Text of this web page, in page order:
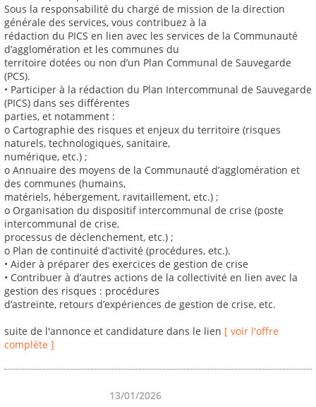
Sous la responsabilité du chargé de mission de la direction
générale des services, vous contribuez à la
rédaction du PICS en lien avec les services de la Communauté
d’agglomération et les communes du
territoire dotées ou non d’un Plan Communal de Sauvegarde
(PCS).
• Participer à la rédaction du Plan Intercommunal de Sauvegarde
(PICS) dans ses différentes
parties, et notamment :
o Cartographie des risques et enjeux du territoire (risques
naturels, technologiques, sanitaire,
numérique, etc.) ;
o Annuaire des moyens de la Communauté d’agglomération et
des communes (humains,
matériels, hébergement, ravitaillement, etc.) ;
o Organisation du dispositif intercommunal de crise (poste
intercommunal de crise,
processus de déclenchement, etc.) ;
o Plan de continuité d’activité (procédures, etc.).
• Aider à préparer des exercices de gestion de crise
• Contribuer à d’autres actions de la collectivité en lien avec la
gestion des risques : procédures
d’astreinte, retours d’expériences de gestion de crise, etc.
suite de l'annonce et candidature dans le lien [ voir l'offre
complète ]
13/01/2026